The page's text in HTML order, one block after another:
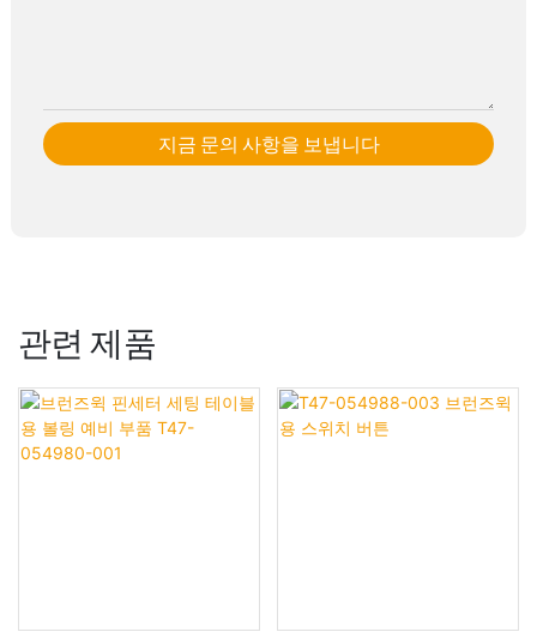
지금 문의 사항을 보냅니다
관련 제품